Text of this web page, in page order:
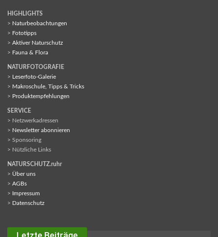
HIGHLIGHTS
> Naturbeobachtungen
> Fototipps
> Aktiver Naturschutz
> Fauna & Flora
NATURFOTOGRAFIE
> Leserfoto-Galerie
> Makroschule, Tipps & Tricks
> Produktempfehlungen
SERVICE
> Netzwerkadressen
> Newsletter abonnieren
> Sponsoring
> Nützliche Links
NATURSCHUTZ.ruhr
> Über uns
> AGBs
> Impressum
> Datenschutz